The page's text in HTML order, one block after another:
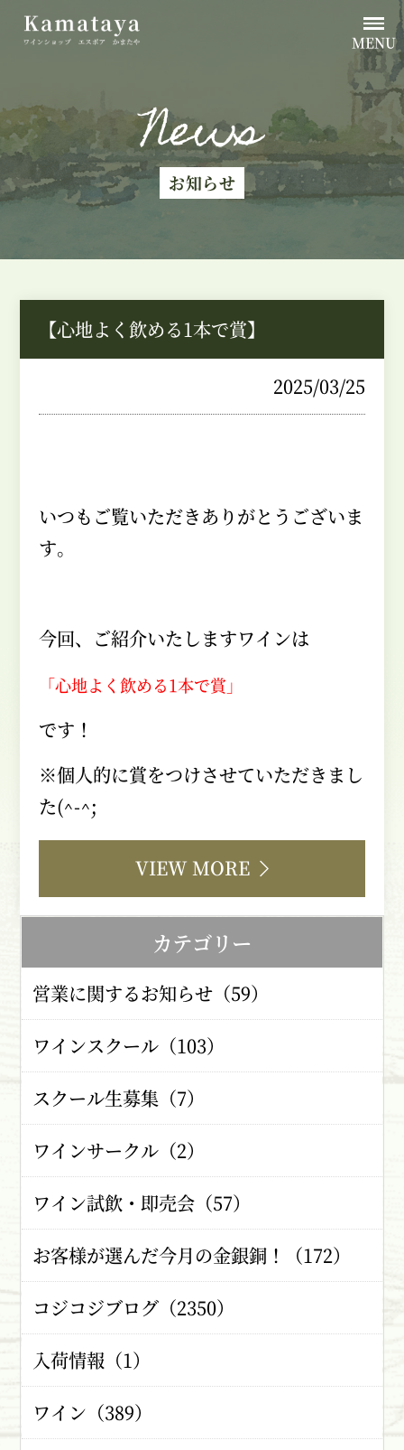
MENU
News
お知らせ
【心地よく飲める1本で賞】
2025/03/25
いつもご覧いただきありがとうございま
す。
今回、ご紹介いたしますワインは
「心地よく飲める1本で賞」
です！
※個人的に賞をつけさせていただきまし
た(^-^;
VIEW MORE
カテゴリー
営業に関するお知らせ（59）
ワインスクール（103）
スクール生募集（7）
ワインサークル（2）
ワイン試飲・即売会（57）
お客様が選んだ今月の金銀銅！（172）
コジコジブログ（2350）
入荷情報（1）
ワイン（389）